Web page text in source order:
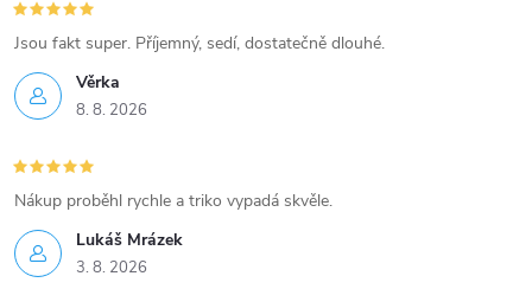
y
v
ý
p
i
s
Věrka
8. 8. 2026
Jsou fakt super. Příjemný, sedí, dostatečně dlouhé.
Lukáš Mrázek
3. 8. 2026
Nákup proběhl rychle a triko vypadá skvěle.